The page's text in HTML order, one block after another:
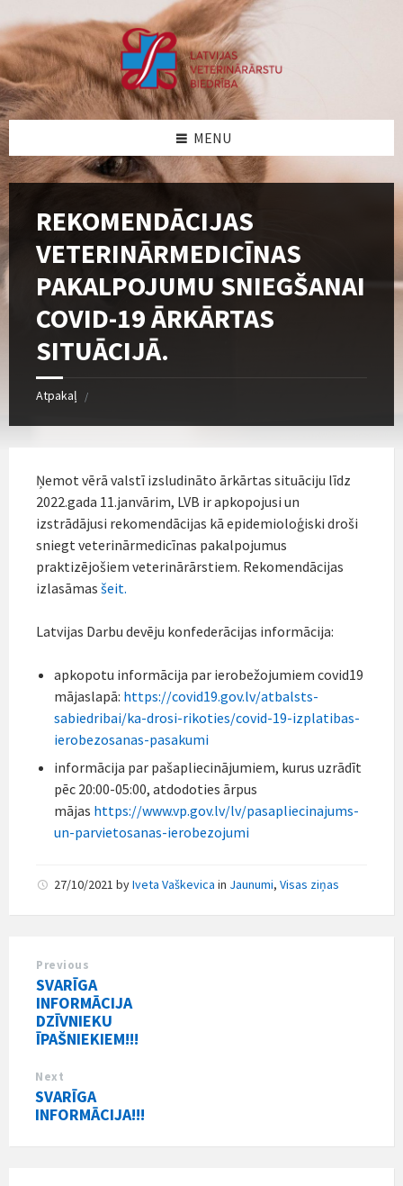
to
content
to
left
sidebar
to
right
sidebar
to
footer
MENU
REKOMENDĀCIJAS
VETERINĀRMEDICĪNAS
PAKALPOJUMU SNIEGŠANAI
COVID-19 ĀRKĀRTAS
SITUĀCIJĀ.
Atpakaļ /
Ņemot vērā valstī izsludināto ārkārtas situāciju līdz
2022.gada 11.janvārim, LVB ir apkopojusi un
izstrādājusi rekomendācijas kā epidemioloģiski droši
sniegt veterinārmedicīnas pakalpojumus
praktizējošiem veterinārārstiem. Rekomendācijas
izlasāmas šeit.
Latvijas Darbu devēju konfederācijas informācija:
apkopotu informācija par ierobežojumiem covid19
mājaslapā: https://covid19.gov.lv/atbalsts-
sabiedribai/ka-drosi-rikoties/covid-19-izplatibas-
ierobezosanas-pasakumi
informācija par pašapliecinājumiem, kurus uzrādīt
pēc 20:00-05:00, atdodoties ārpus
mājas https://www.vp.gov.lv/lv/pasapliecinajums-
un-parvietosanas-ierobezojumi
27/10/2021 byIveta Vaškevica in Jaunumi, Visas ziņas
Previous
SVARĪGA
INFORMĀCIJA
DZĪVNIEKU
ĪPAŠNIEKIEM!!!
Next
SVARĪGA
INFORMĀCIJA!!!